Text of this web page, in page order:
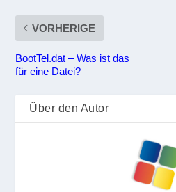
VORHERIGE
BootTel.dat – Was ist das
für eine Datei?
Über den Autor